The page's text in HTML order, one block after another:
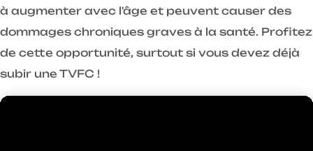
à augmenter avec l'âge et peuvent causer des
dommages chroniques graves à la santé. Profitez
de cette opportunité, surtout si vous devez déjà
subir une TVFC !